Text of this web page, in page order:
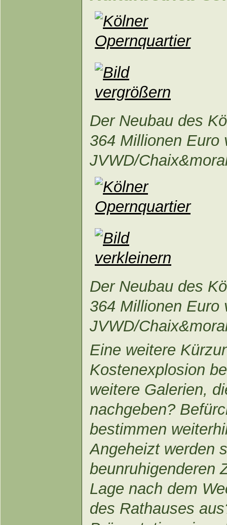
Der Neubau des
364 Millionen Euro
JVWD/
Der Neubau des
364 Millionen Euro
JVWD/
Eine weitere
Kostenexplosion
weitere Galerien,
nachgeben?
bestimmen
Angeheizt werden
beunruhigenderen
Lage nach dem
des Rathauses